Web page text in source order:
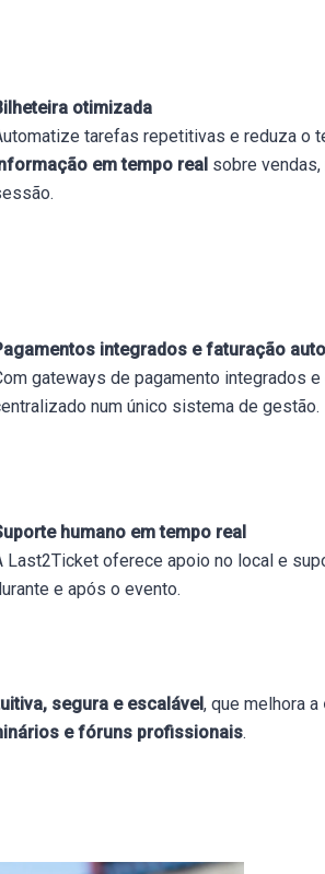
otimizada
tarefas repetitivas e reduza o
em tempo real sobre
integrados e faturação
gateways de pagamento integrados
num único sistema de gestão.
humano em tempo real
Last2Ticket oferece apoio no local e
e após o evento.
segura e escalável, que melhora a
e fóruns profissionais.